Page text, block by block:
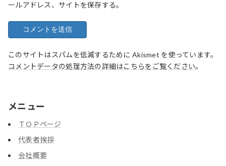
ールアドレス、サイトを保存する。
このサイトはスパムを低減するために Akismet を使っています。
コメントデータの処理方法の詳細はこちらをご覧ください。
メニュー
ＴＯＰページ
代表者挨拶
会社概要